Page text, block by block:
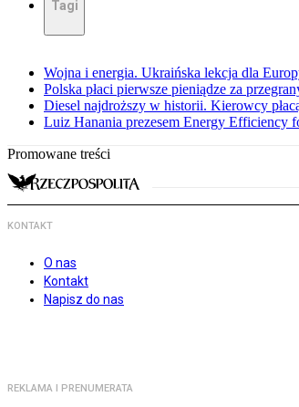
Tagi
Wojna i energia. Ukraińska lekcja dla
Polska płaci pierwsze pieniądze za
Diesel najdroższy w historii. Kierowcy
Luiz Hanania prezesem Energy Efficiency
Promowane treści
KONTAKT
O nas
Kontakt
Napisz do nas
REKLAMA I PRENUMERATA